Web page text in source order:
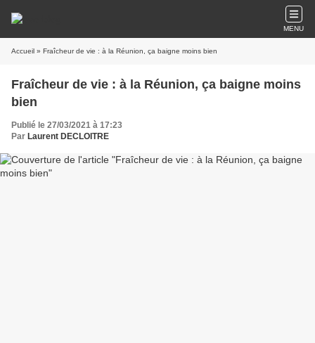
MENU
Accueil » Fraîcheur de vie : à la Réunion, ça baigne moins bien
Fraîcheur de vie : à la Réunion, ça baigne moins
bien
Publié le 27/03/2021 à 17:23
Par Laurent DECLOITRE